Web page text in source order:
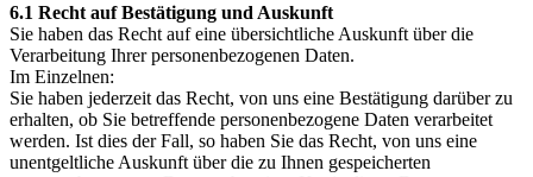
6.1 Recht auf Bestätigung und Auskunft
Sie haben das Recht auf eine übersichtliche Auskunft über die
Verarbeitung Ihrer personenbezogenen Daten.
Im Einzelnen:
Sie haben jederzeit das Recht, von uns eine Bestätigung darüber zu
erhalten, ob Sie betreffende personenbezogene Daten verarbeitet
werden. Ist dies der Fall, so haben Sie das Recht, von uns eine
unentgeltliche Auskunft über die zu Ihnen gespeicherten